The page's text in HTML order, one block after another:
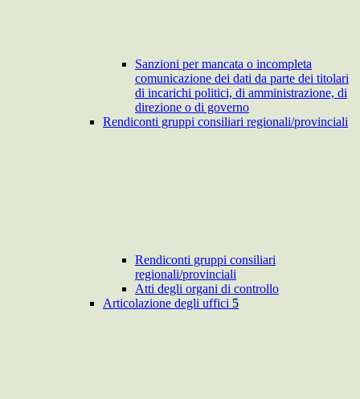
Sanzioni per mancata o incompleta
comunicazione dei dati da parte dei titolari
di incarichi politici, di amministrazione, di
direzione o di governo
Rendiconti gruppi consiliari regionali/provinciali
Rendiconti gruppi consiliari
regionali/provinciali
Atti degli organi di controllo
Articolazione degli uffici 5